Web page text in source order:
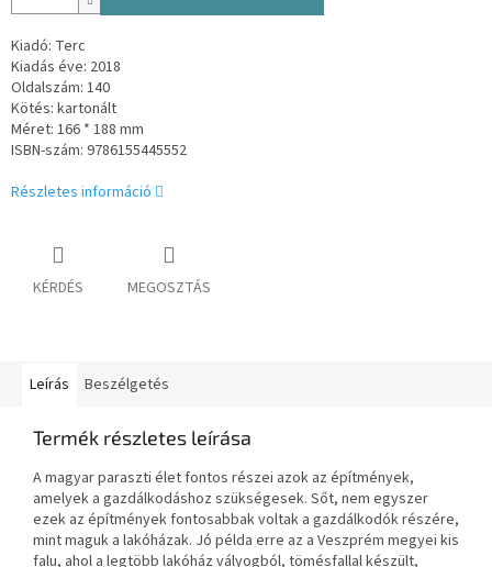
Kiadó: Terc
Kiadás éve: 2018
Oldalszám: 140
Kötés: kartonált
Méret: 166 * 188 mm
ISBN-szám: 9786155445552
Részletes információ
KÉRDÉS MEGOSZTÁS
Leírás Beszélgetés
Termék részletes leírása
A magyar paraszti élet fontos részei azok az építmények,
amelyek a gazdálkodáshoz szükségesek. Sőt, nem egyszer
ezek az építmények fontosabbak voltak a gazdálkodók részére,
mint maguk a lakóházak. Jó példa erre az a Veszprém megyei kis
falu, ahol a legtöbb lakóház vályogból, tömésfallal készült,